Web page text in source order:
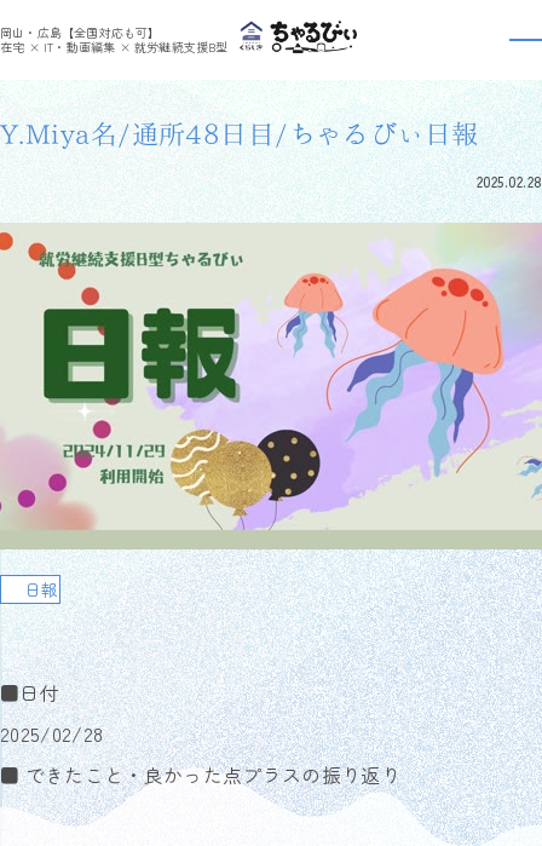
岡山・広島【全国対応も可】
在宅 × IT・動画編集 × 就労継続支援B型
利用者さんの日報 >
利用者さんの日報
Y.Miya名/通所48日目/ちゃるびぃ日報
2025.02.28
日報
■日付
2025/02/28
■ できたこと・良かった点プラスの振り返り